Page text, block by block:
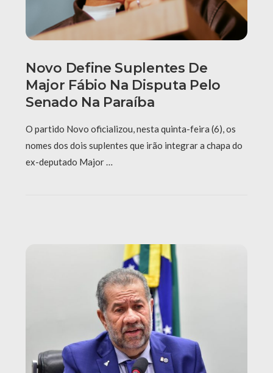
Novo Define Suplentes De
Major Fábio Na Disputa Pelo
Senado Na Paraíba
O partido Novo oficializou, nesta quinta-feira (6), os
nomes dos dois suplentes que irão integrar a chapa do
ex-deputado Major …